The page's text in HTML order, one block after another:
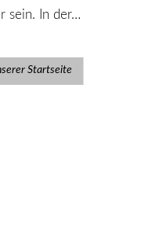
sein. In der…
Startseite